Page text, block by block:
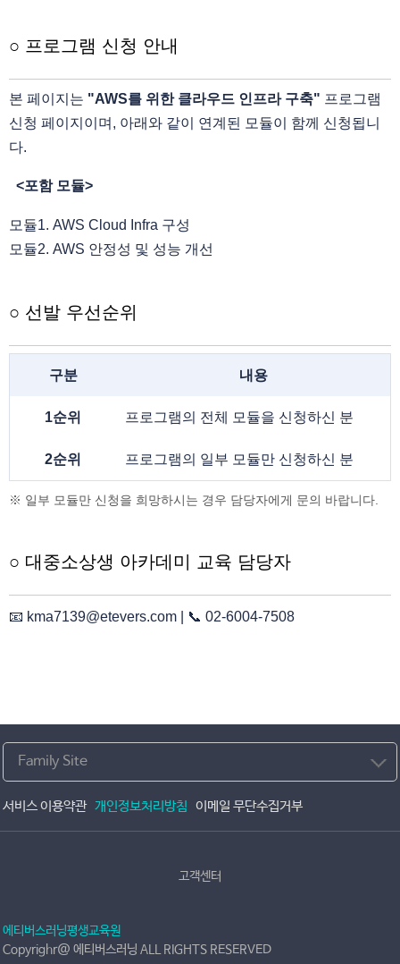
○ 프로그램 신청 안내
본 페이지는 "AWS를 위한 클라우드 인프라 구축" 프로그램
신청 페이지이며, 아래와 같이 연계된 모듈이 함께 신청됩니
다.
<포함 모듈>
모듈1. AWS Cloud Infra 구성
모듈2. AWS 안정성 및 성능 개선
○ 선발 우선순위
구분 내용
1순위 프로그램의 전체 모듈을 신청하신 분
2순위 프로그램의 일부 모듈만 신청하신 분
※ 일부 모듈만 신청을 희망하시는 경우 담당자에게 문의 바랍니다.
○ 대중소상생 아카데미 교육 담당자
📧 kma7139@etevers.com | 📞 02-6004-7508
서비스 이용약관 개인정보처리방침 이메일 무단수집거부
Family Site
에티버스러닝평생교육원
Copyrighr@ 에티버스러닝 ALL RIGHTS RESERVED
고객센터